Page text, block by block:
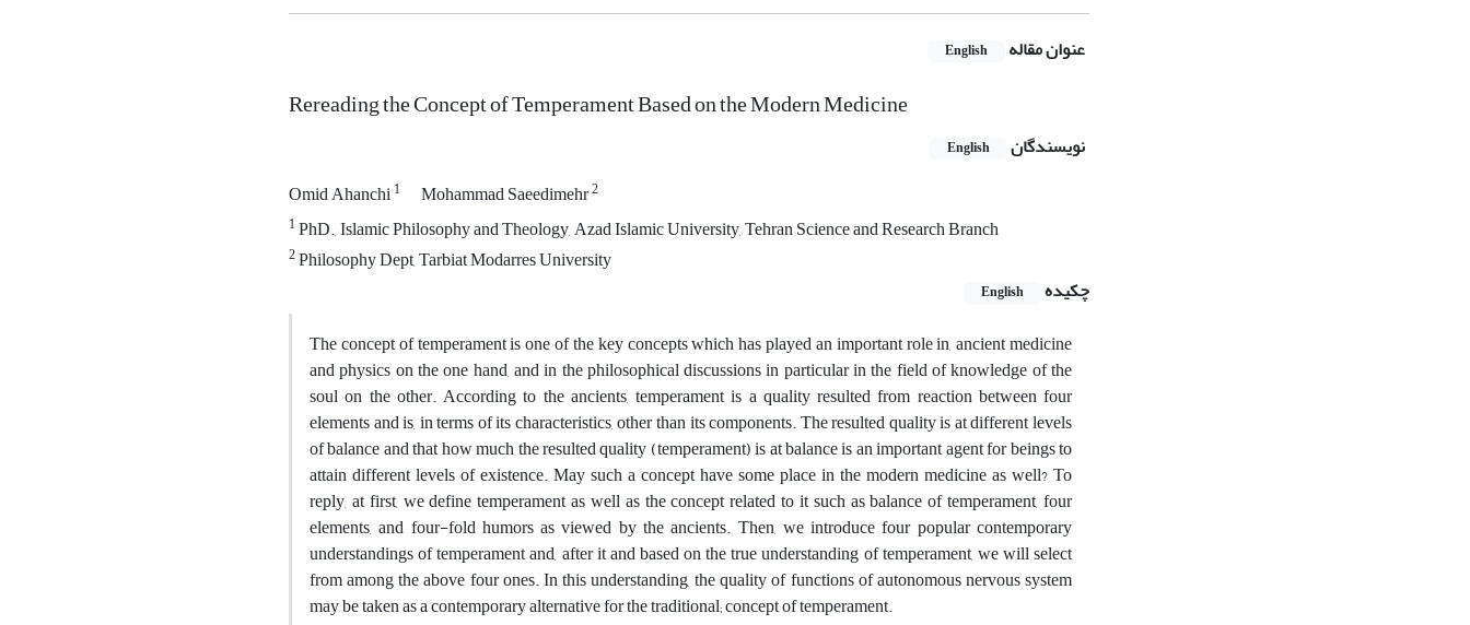
عنوان مقاله English
Rereading the Concept of Temperament Based on the Modern Medicine
نویسندگان English
Omid Ahanchi1 Mohammad Saeedimehr2
1PhD., Islamic Philosophy and Theology, Azad Islamic University, Tehran Science and Research Branch
2Philosophy Dept, Tarbiat Modarres University
چکیده
English
The concept of temperament is one of the key concepts which has played an important role in, ancient medicine
and physics on the one hand, and in the philosophical discussions in particular in the field of knowledge of the
soul on the other. According to the ancients, temperament is a quality resulted from reaction between four
elements and is, in terms of its characteristics, other than its components. The resulted quality is at different levels
of balance and that how much the resulted quality (temperament) is at balance is an important agent for beings to
attain different levels of existence. May such a concept have some place in the modern medicine as well? To
reply, at first, we define temperament as well as the concept related to it such as balance of temperament, four
elements, and four-fold humors as viewed by the ancients. Then, we introduce four popular contemporary
understandings of temperament and, after it and based on the true understanding of temperament, we will select
from among the above four ones. In this understanding, the quality of functions of autonomous nervous system
may be taken as a contemporary alternative for the traditional; concept of temperament.